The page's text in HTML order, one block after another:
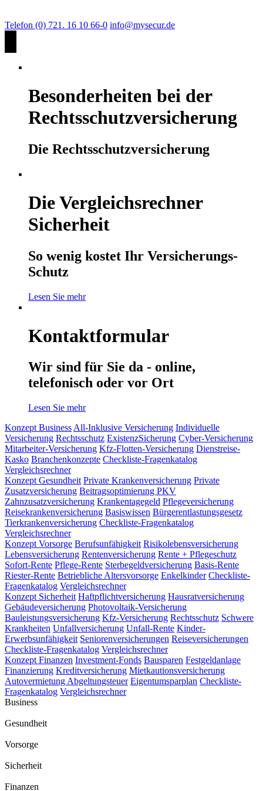
Telefon (0) 721. 16 10 66-0 info@mysecur.de
Besonderheiten bei der
Rechtsschutzversicherung
Die Rechtsschutzversicherung
Die Vergleichsrechner
Sicherheit
So wenig kostet Ihr Versicherungs-
Schutz
Lesen Sie mehr
Kontaktformular
Wir sind für Sie da - online,
telefonisch oder vor Ort
Lesen Sie mehr
Konzept Business All-Inklusive Versicherung Individuelle
Versicherung Rechtsschutz ExistenzSicherung Cyber-Versicherung
Mitarbeiter-Versicherung Kfz-Flotten-Versicherung Dienstreise-
Kasko Branchenkonzepte Checkliste-Fragenkatalog
Vergleichsrechner
Konzept Gesundheit Private Krankenversicherung Private
Zusatzversicherung Beitragsoptimierung PKV
Zahnzusatzversicherung Krankentagegeld Pflegeversicherung
Reisekrankenversicherung Basiswissen Bürgerentlastungsgesetz
Tierkrankenversicherung Checkliste-Fragenkatalog
Vergleichsrechner
Konzept Vorsorge Berufsunfähigkeit Risikolebensversicherung
Lebensversicherung Rentenversicherung Rente + Pflegeschutz
Sofort-Rente Pflege-Rente Sterbegeldversicherung Basis-Rente
Riester-Rente Betriebliche Altersvorsorge Enkelkinder Checkliste-
Fragenkatalog Vergleichsrechner
Konzept Sicherheit Haftpflichtversicherung Hausratversicherung
Gebäudeversicherung Photovoltaik-Versicherung
Bauleistungsversicherung Kfz-Versicherung Rechtsschutz Schwere
Krankheiten Unfallversicherung Unfall-Rente Kinder-
Erwerbsunfähigkeit Seniorenversicherungen Reiseversicherungen
Checkliste-Fragenkatalog Vergleichsrechner
Konzept Finanzen Investment-Fonds Bausparen Festgeldanlage
Finanzierung Kreditversicherung Mietkautionsversicherung
Autovermietung Abgeltungsteuer Eigentumsparplan Checkliste-
Fragenkatalog Vergleichsrechner
Business
Gesundheit
Vorsorge
Sicherheit
Finanzen